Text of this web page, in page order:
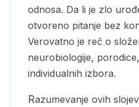
odnosa. Da li je zlo
otvoreno pitanje bez
Verovatno je reč o
neurobiologije,
individualnih izbora.
Razumevanje ovih slojeva od suštinske je